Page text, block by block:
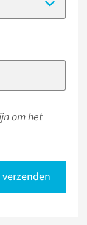
om het
verzenden